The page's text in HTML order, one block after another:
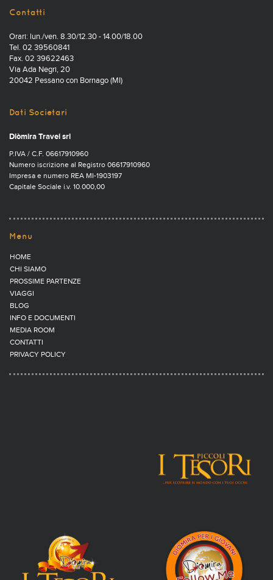
Contatti
Orari: lun./ven. 8.30/12.30 - 14.00/18.00
Tel. 02 39560841
Fax. 02 39622463
Via Ada Negri, 20
20042 Pessano con Bornago (MI)
Dati Societari
Diòmira Travel srl
P.IVA / C.F. 06617910960
Numero iscrizione al Registro 06617910960
Impresa e numero REA MI-1903197
Capitale Sociale i.v. 10.000,00
Menu
HOME
CHI SIAMO
PROSSIME PARTENZE
VIAGGI
BLOG
INFO E DOCUMENTI
MEDIA ROOM
CONTATTI
PRIVACY POLICY